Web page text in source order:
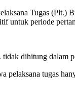
Tugas
periode
dihitung dalam
tugas